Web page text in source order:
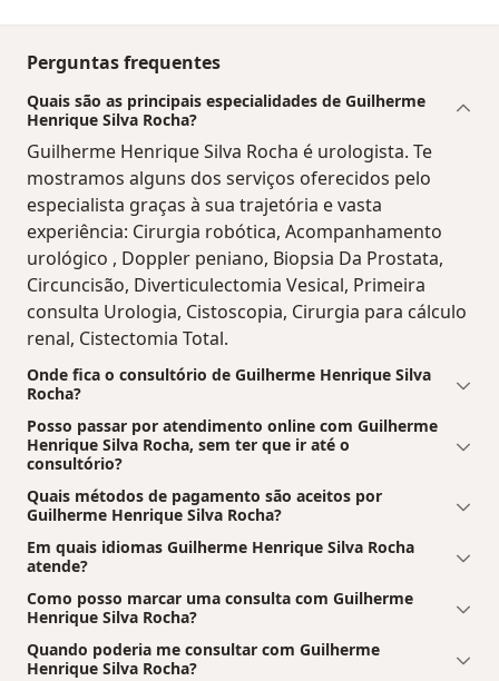
Perguntas frequentes
Quais são as principais especialidades de Guilherme
Henrique Silva Rocha?
Guilherme Henrique Silva Rocha é urologista. Te
mostramos alguns dos serviços oferecidos pelo
especialista graças à sua trajetória e vasta
experiência: Cirurgia robótica, Acompanhamento
urológico , Doppler peniano, Biopsia Da Prostata,
Circuncisão, Diverticulectomia Vesical, Primeira
consulta Urologia, Cistoscopia, Cirurgia para cálculo
renal, Cistectomia Total.
Onde fica o consultório de Guilherme Henrique Silva
Rocha?
Posso passar por atendimento online com Guilherme
Henrique Silva Rocha, sem ter que ir até o
consultório?
Quais métodos de pagamento são aceitos por
Guilherme Henrique Silva Rocha?
Em quais idiomas Guilherme Henrique Silva Rocha
atende?
Como posso marcar uma consulta com Guilherme
Henrique Silva Rocha?
Quando poderia me consultar com Guilherme
Henrique Silva Rocha?